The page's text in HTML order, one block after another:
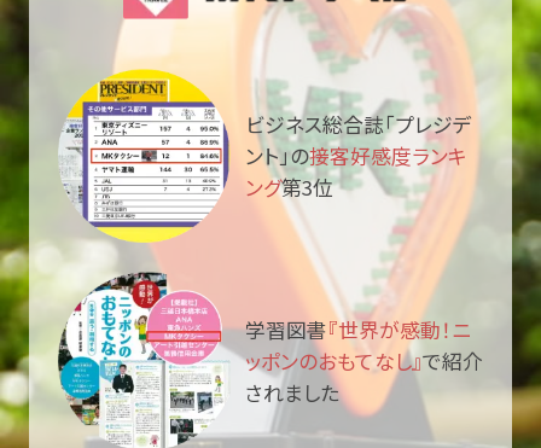
ビジネス総合誌「プレジデ
ント」の接客好感度ランキ
ング第3位
学習図書『世界が感動！ニ
ッポンのおもてなし』で紹介
されました